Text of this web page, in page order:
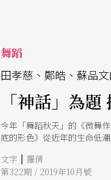
舞蹈
田孝慈、鄭皓、蘇品文
「神話」為
今年「舞蹈秋天」的《微舞
底的形色》從近年的生命低
文字 | 羅倩
第322期 / 2019年10月號